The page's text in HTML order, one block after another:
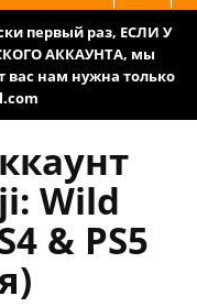
первый раз, ЕСЛИ У
АККАУНТА, мы
вас нам нужна только
Wild
& PS5